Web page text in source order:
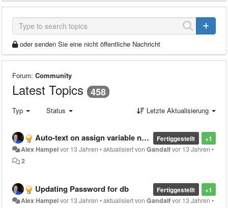
oder senden Sie eine nicht öffentliche Nachricht
Forum: Community
Latest Topics 458
Typ Status Letzte Aktualisierung
+1
Fertiggestellt
Auto-text on assign variable names
Alex Hampelvor 13 Jahren •aktualisiert vonGandalfvor 13 Jahren •
2
+1
Fertiggestellt
Updating Password for db
Alex Hampelvor 13 Jahren •aktualisiert vonGandalfvor 13 Jahren •